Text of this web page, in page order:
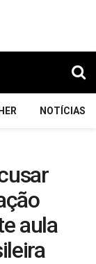
NOTÍCIAS
aula